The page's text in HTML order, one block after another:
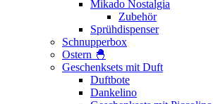
Mikado Nostalgia
Zubehör
Sprühdispenser
Schnupperbox
Ostern 🐣
Geschenksets mit Duft
Duftbote
Dankelino